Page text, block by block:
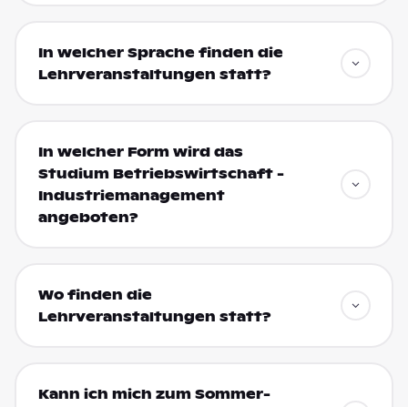
In welcher Sprache finden die
Lehrveranstaltungen statt?
In welcher Form wird das
Studium Betriebswirtschaft -
Industriemanagement
angeboten?
Wo finden die
Lehrveranstaltungen statt?
Kann ich mich zum Sommer-